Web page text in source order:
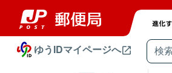
ゆうIDマイページへ